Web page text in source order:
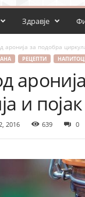
Здравје
аронија за подобра
РЕЦЕПТИ
и
2016 639 0